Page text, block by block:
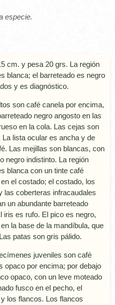
especie.
cm. y pesa 20 grs. La región
blanca; el barreteado es negro
y es diagnóstico.
son café canela por encima,
negro angosto en las
en la cola. Las cejas son
La lista ocular es ancha y de
Las mejillas son blancas, con
negro indistinto. La región
blanca con un tinte café
el costado; el costado, los
las coberteras infracaudales
un abundante barreteado
iris es rufo. El pico es negro,
la base de la mandí­bula, que
patas son gris pálido.
juveniles son café
opaco por encima; por debajo
opaco, con un leve moteado
fusco en el pecho, el
los flancos. Los flancos